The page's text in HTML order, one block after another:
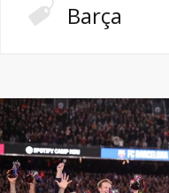
Barça